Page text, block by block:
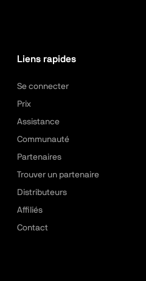
Liens rapides
Se connecter
Prix
Assistance
Communauté
Partenaires
Trouver un partenaire
Distributeurs
Affiliés
Contact